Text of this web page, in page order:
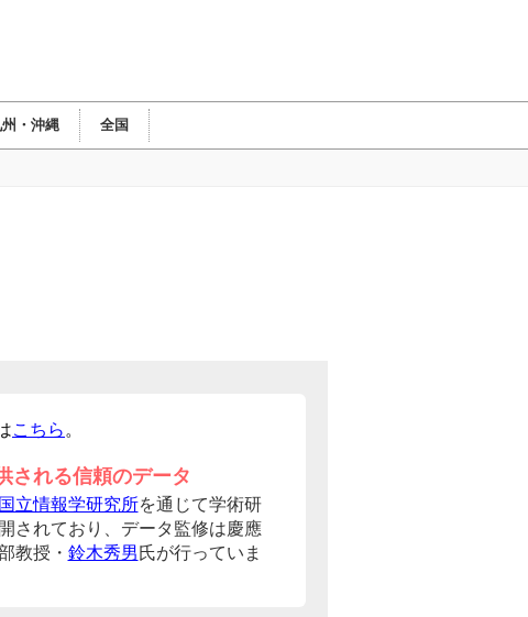
州・沖縄 全国
こちら 。
される信頼のデータ
国立情報学研究所を通じて学術研
されており、データ監修は慶應
教授・ 鈴木秀男 氏が行っていま